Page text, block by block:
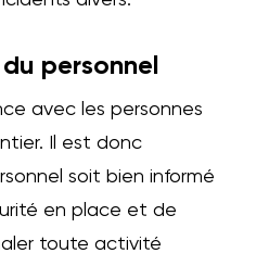
personnel
avec les personnes
Il est donc
soit bien informé
en place et de
toute activité